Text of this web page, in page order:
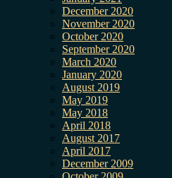
December 2020
November 2020
October 2020
September 2020
March 2020
January 2020
August 2019
May 2019
May 2018
April 2018
August 2017
April 2017
December 2009